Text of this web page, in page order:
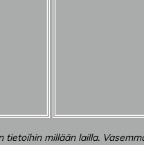
millään lailla.